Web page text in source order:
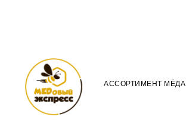
АССОРТИМЕНТ МЁДА